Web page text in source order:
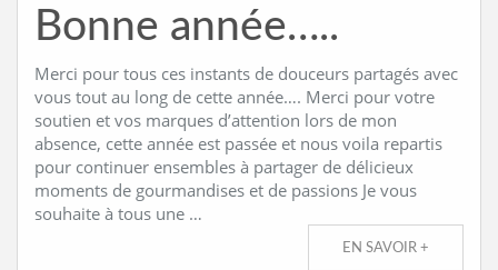
Bonne année…..
Merci pour tous ces instants de douceurs partagés avec
vous tout au long de cette année…. Merci pour votre
soutien et vos marques d’attention lors de mon
absence, cette année est passée et nous voila repartis
pour continuer ensembles à partager de délicieux
moments de gourmandises et de passions Je vous
souhaite à tous une …
EN SAVOIR +